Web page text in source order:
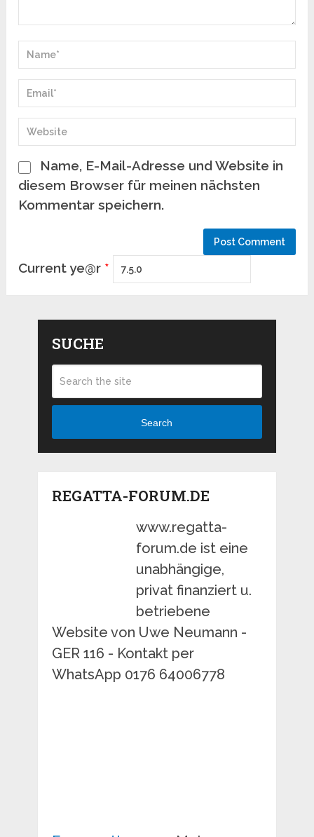
Name, E-Mail-Adresse und Website in
diesem Browser für meinen nächsten
Kommentar speichern.
Current ye@r *
SUCHE
Search
REGATTA-FORUM.DE
www.regatta-
forum.de ist eine
unabhängige,
privat finanziert u.
betriebene
Website von Uwe Neumann -
GER 116 - Kontakt per
WhatsApp 0176 64006778